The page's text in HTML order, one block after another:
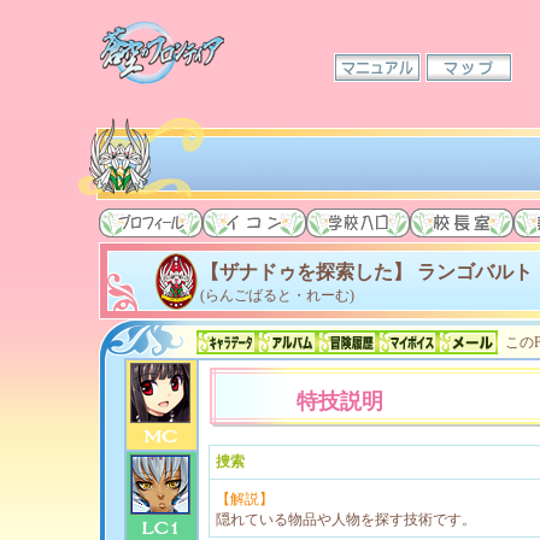
【ザナドゥを探索した】 ランゴバルト
(らんごばると・れーむ)
この
特技説明
捜索
【解説】
隠れている物品や人物を探す技術です。